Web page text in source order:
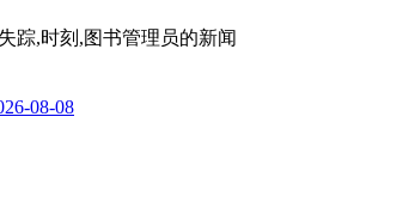
踪,时刻,图书管理员的新闻
08-08